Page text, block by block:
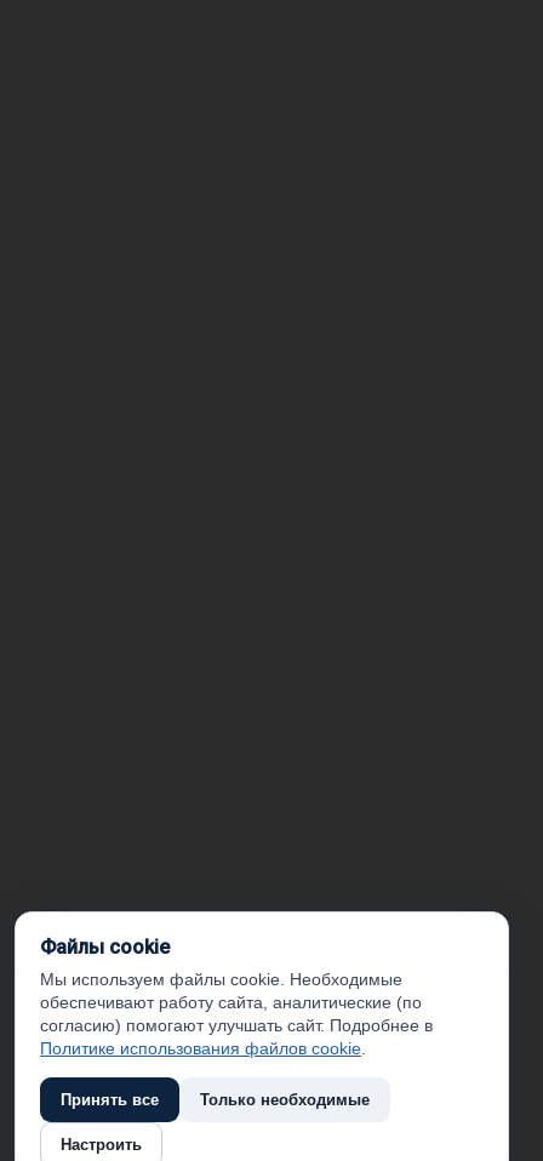
Файлы cookie
Мы используем файлы cookie. Необходимые
обеспечивают работу сайта, аналитические (по
согласию) помогают улучшать сайт. Подробнее в
Политике использования файлов cookie
Принять все Только необходимые
Настроить